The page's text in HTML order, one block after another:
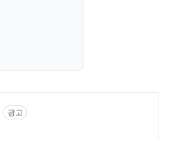
광고